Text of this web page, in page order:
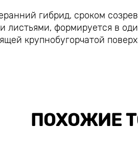
гибрид, сроком
формируется в
крупнобугорчатой
ПОХОЖИЕ